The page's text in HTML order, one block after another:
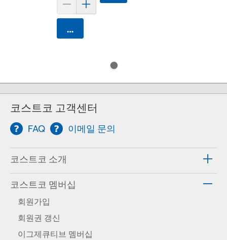
카트에 담기
코스트코 고객센터
FAQ 이메일 문의
코스트코 소개
코스트코 멤버십
회원가입
회원권 갱신
이그제큐티브 멤버십